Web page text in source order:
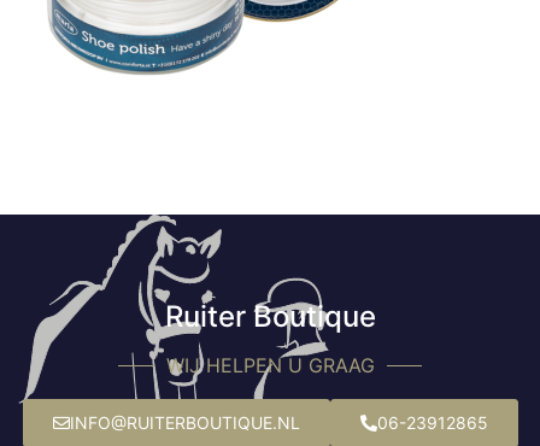
Ruiter Boutique
WIJ HELPEN U GRAAG
INFO@RUITERBOUTIQUE.NL 06-23912865